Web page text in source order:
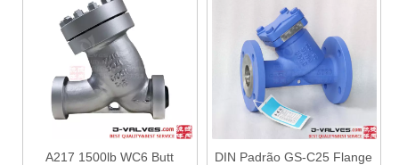
2026-06-29
A217 1500lb WC6 Butt
DIN Padrão GS-C25 Flange